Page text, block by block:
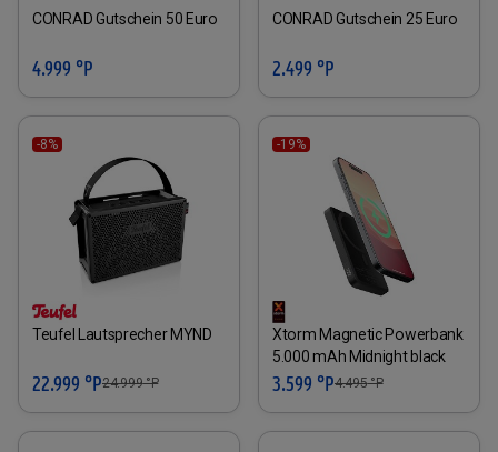
CONRAD Gutschein 50 Euro
4.999 °P
CONRAD Gutschein 25 Euro
2.499 °P
-8%
Teufel Lautsprecher MYND
22.999 °P24.999°P
-19%
Xtorm Magnetic Powerbank
5.000 mAh Midnight black
3.599 °P4.495°P